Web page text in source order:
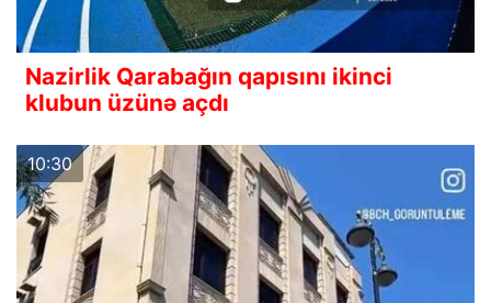
Nazirlik Qarabağın qapısını ikinci
klubun üzünə açdı
10:30